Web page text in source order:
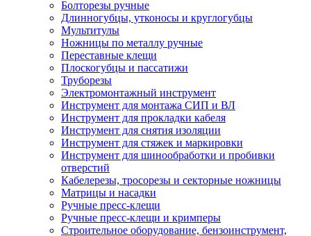
Болторезы ручные
Длинногубцы, утконосы и круглогубцы
Мультитулы
Ножницы по металлу ручные
Переставные клещи
Плоскогубцы и пассатижи
Труборезы
Электромонтажный инструмент
Инструмент для монтажа СИП и ВЛ
Инструмент для прокладки кабеля
Инструмент для снятия изоляции
Инструмент для стяжек и маркировки
Инструмент для шинообработки и пробивки
отверстий
Кабелерезы, тросорезы и секторные ножницы
Матрицы и насадки
Ручные пресс-клещи
Ручные пресс-клещи и кримперы
Строительное оборудование, бензоинструмент,